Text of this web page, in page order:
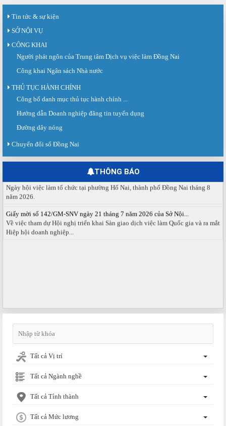
Tin tức & sự kiện
SỞ NỘI VỤ
CÔNG KHAI
Người phát ngôn của Trung tâm Dịch vụ việc làm Đồng Nai
Công khai Ngân sách Nhà nước
THỦ TỤC HÀNH CHÍNH
Công bố danh mục thủ tục hành chính ...
Hướng dẫn Doanh nghiệp đăng tin tuyển dụng
Đường dây nóng
Chuyển đổi số Đồng Nai
THÔNG BÁO
Sàn giao dịch việc làm lần thứ 08 năm 2026: Hơn 4.300 cơ hội...
Sáng ngày 03/8/2026, Trung tâm Dịch vụ việc làm Đồng Nai tổ chức Sàn giao
dịch việc làm lần thứ 08...
Báo cáo kết quả tổ chức Sàn giao dịch việc làm lần thứ 08/2026 ngày 03
tháng 08 năm 2026.
Ngày hội việc làm phường Hố Nai tháng 8 năm 2026
Ngày hội việc làm tổ chức tại phường Hố Nai, thành phố Đồng Nai tháng 8
năm 2026.
Về việc tham dự Hội nghị triển khai Sàn giao dịch việc làm Quốc gia và ra mắt
Hiệp hội doanh nghiệp...
Tất cả Vị trí
Tất cả Ngành nghề
Tất cả Tỉnh thành
Tất cả Mức lương